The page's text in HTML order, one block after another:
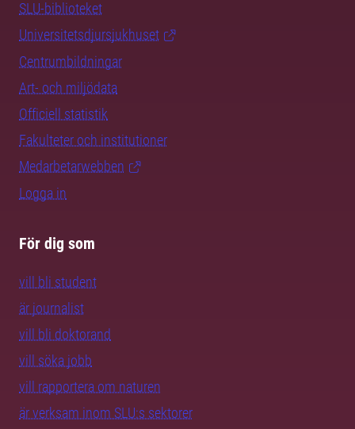
SLU-biblioteket
Universitetsdjursjukhuset
Centrumbildningar
Art- och miljödata
Officiell statistik
Fakulteter och institutioner
Medarbetarwebben
Logga in
För dig som
vill bli student
är journalist
vill bli doktorand
vill söka jobb
vill rapportera om naturen
är verksam inom SLU:s sektorer